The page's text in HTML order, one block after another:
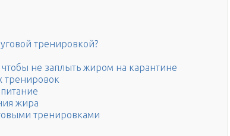
тренировкой?
не заплыть жиром на карантине
тренировок
жира
тренировками